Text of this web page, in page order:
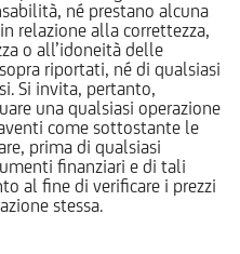
né prestano alcuna
relazione alla correttezza,
o all’idoneità delle
riportati, né di qualsiasi
Si invita, pertanto,
una qualsiasi operazione
come sottostante le
prima di qualsiasi
finanziari e di tali
al fine di verificare i prezzi
stessa.